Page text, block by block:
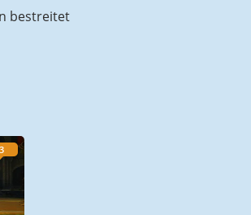
bestreitet
3